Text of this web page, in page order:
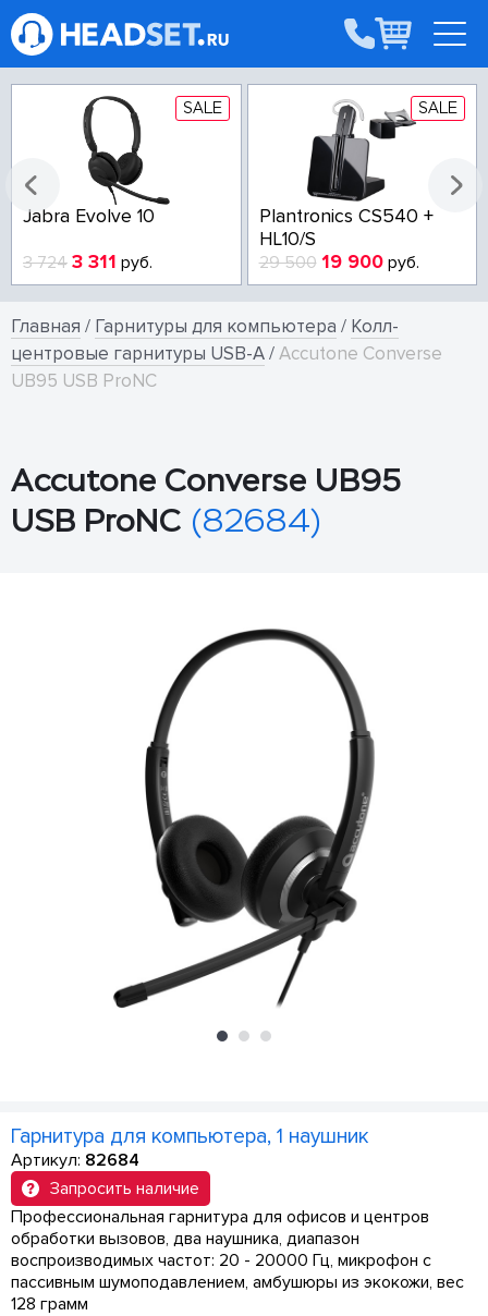
SALE
Jabra Evolve 10
3 724 3 311 руб.
SALE
Plantronics CS540 +
HL10/S
29 500 19 900руб.
Главная / Гарнитуры для компьютера / Колл-
центровые гарнитуры USB-A/Accutone Converse
UB95 USB ProNC
Accutone Converse UB95
USB ProNC (82684)
Гарнитура для компьютера, 1 наушник
Артикул: 82684
Запросить наличие
Профессиональная гарнитура для офисов и центров
обработки вызовов, два наушника, диапазон
воспроизводимых частот: 20 - 20000 Гц, микрофон с
пассивным шумоподавлением, амбушюры из экокожи, вес
128 грамм